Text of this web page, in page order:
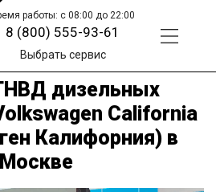
работы: с 08:00 до 22:00
8 (800) 555-93-61
Выбрать сервис
дизельных
California
Калифорния) в
Москве